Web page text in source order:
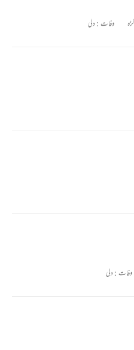
وفات :دلی
وفات :دلی